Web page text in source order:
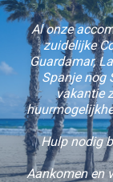
Al onze
zuidelijke
Guardamar,
Spanje nog
vakantie
Hulp nodig
Aankomen en